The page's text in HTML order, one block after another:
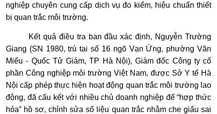
nghiệp chuyên cung cấp dịch vụ đo kiểm, hiệu chuẩn thiết
bị quan trắc môi trường.
Kết quả điều tra ban đầu xác định, Nguyễn Trường
Giang (SN 1980, trú tại số 16 ngõ Vạn Ứng, phường Văn
Miếu - Quốc Tử Giám, TP Hà Nội), Giám đốc Công ty cổ
phần Công nghiệp môi trường Việt Nam, được Sở Y tế Hà
Nội cấp phép thực hiện hoạt động quan trắc môi trường lao
động, đã cấu kết với nhiều chủ doanh nghiệp để “hợp thức
hóa” hồ sơ, chỉnh sửa số liệu quan trắc nhằm che giấu sai